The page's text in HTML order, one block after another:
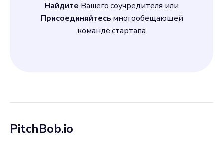
Найдите Вашего соучредителя или
Присоединяйтесь многообещающей
команде стартапа
PitchBob.io